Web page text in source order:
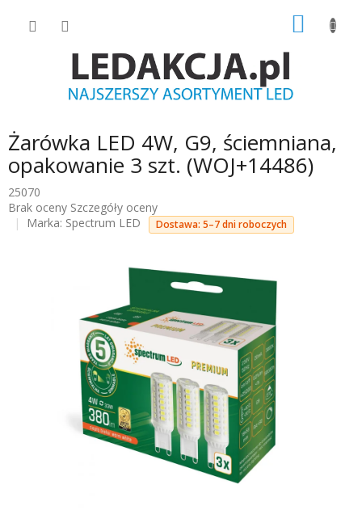
Żarówka LED 4W, G9, ściemniana,
opakowanie 3 szt. (WOJ+14486)
25070
Średnia
ocena
Brak oceny Szczegóły oceny
Marka: Spectrum LED Dostawa: 5–7 dni roboczych